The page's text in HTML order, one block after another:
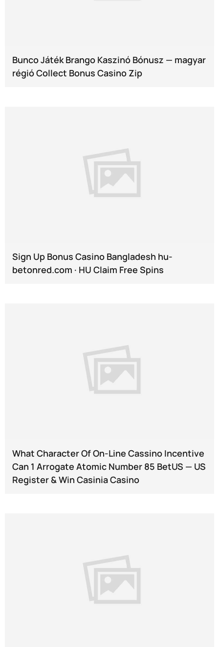
Bunco Játék Brango Kaszinó Bónusz — magyar
régió Collect Bonus Casino Zip
Sign Up Bonus Casino Bangladesh hu-
betonred.com · HU Claim Free Spins
What Character Of On-Line Cassino Incentive
Can 1 Arrogate Atomic Number 85 BetUS — US
Register & Win Casinia Casino